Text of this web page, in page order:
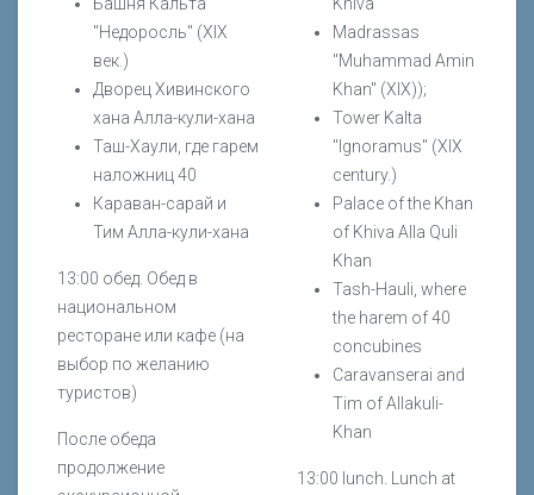
Башня Кальта
"Недоросль" (XIX
век.)
Дворец Хивинского
хана Алла-кули-хана
Таш-Хаули, где гарем
наложниц 40
Караван-сарай и
Тим Алла-кули-хана
13:00 обед. Обед в
национальном
ресторане или кафе (на
выбор по желанию
туристов)
После обеда
продолжение
Khiva"
Madrassas
"Muhammad Amin
Khan" (XIX));
Tower Kalta
"Ignoramus" (XIX
century.)
Palace of the Khan
of Khiva Alla Quli
Khan
Tash-Hauli, where
the harem of 40
concubines
Caravanserai and
Tim of Allakuli-
Khan
13:00 lunch. Lunch at